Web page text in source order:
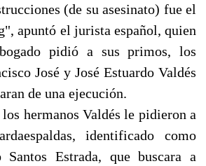
(de su asesinato) fue el
apuntó el jurista español, quien
pidió a sus primos, los
José y José Estuardo Valdés
de una ejecución.
hermanos Valdés le pidieron a
identificado como
Estrada, que buscara a